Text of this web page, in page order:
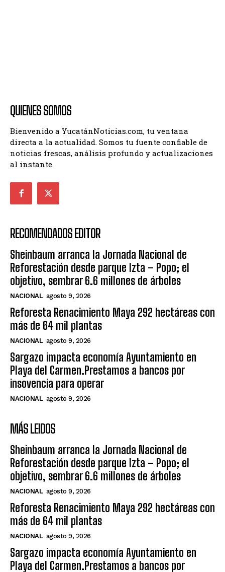
QUIENES SOMOS
Bienvenido a YucatánNoticias.com, tu ventana
directa a la actualidad. Somos tu fuente confiable de
noticias frescas, análisis profundo y actualizaciones
al instante.
RECOMENDADOS EDITOR
Sheinbaum arranca la Jornada Nacional de
Reforestación desde parque Izta – Popo; el
objetivo, sembrar 6.6 millones de árboles
NACIONAL agosto 9, 2026
Reforesta Renacimiento Maya 292 hectáreas con
más de 64 mil plantas
NACIONAL agosto 9, 2026
Sargazo impacta economía Ayuntamiento en
Playa del Carmen.Prestamos a bancos por
insovencia para operar
NACIONAL agosto 9, 2026
MÁS LEIDOS
Sheinbaum arranca la Jornada Nacional de
Reforestación desde parque Izta – Popo; el
objetivo, sembrar 6.6 millones de árboles
NACIONAL agosto 9, 2026
Reforesta Renacimiento Maya 292 hectáreas con
más de 64 mil plantas
NACIONAL agosto 9, 2026
Sargazo impacta economía Ayuntamiento en
Playa del Carmen.Prestamos a bancos por